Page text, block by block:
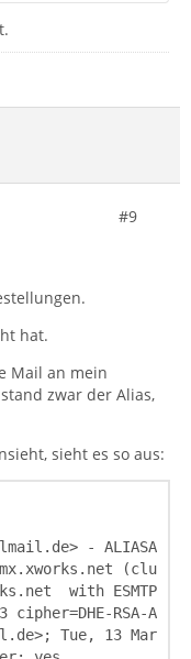
#9
hat.
Mail an mein
zwar der Alias,
sieht es so aus: